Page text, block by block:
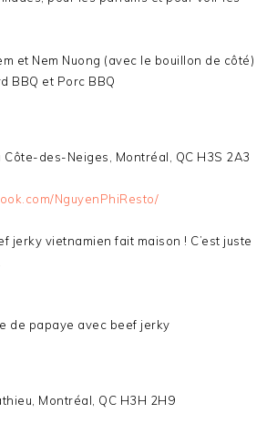
et Nem Nuong (avec le bouillon de côté)
BBQ et Porc BBQ
Côte-des-Neiges, Montréal, QC H3S 2A3
NguyenPhiResto/
jerky vietnamien fait maison ! C’est juste
de papaye avec beef jerky
Montréal, QC H3H 2H9